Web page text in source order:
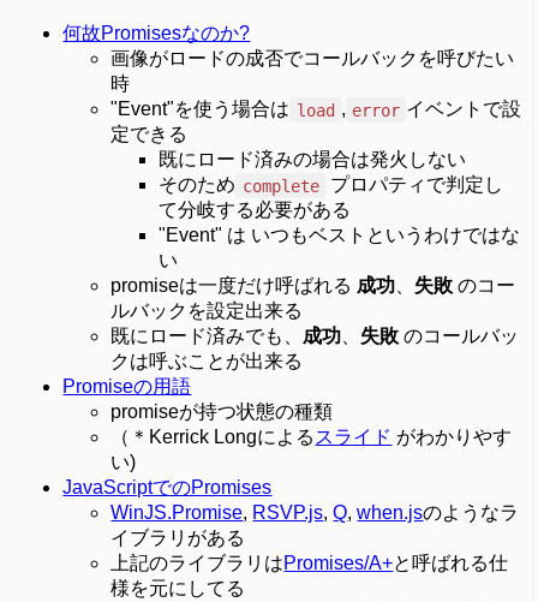
何故Promisesなのか?
画像がロードの成否でコールバックを呼びたい
時
"Event"を使う場合は load , error イベントで設
定できる
既にロード済みの場合は発火しない
そのため complete
プロパティで判定し
て分岐する必要がある
"Event" は いつもベストというわけではな
い
promiseは一度だけ呼ばれる 成功 失敗 のコー
ルバックを設定出来る
既にロード済みでも、 成功 失敗 のコールバッ
クは呼ぶことが出来る
Promiseの用語
promiseが持つ状態の種類
（＊Kerrick Longによる スライド がわかりやす
い)
JavaScriptでのPromises
WinJS.Promise, RSVP.js,Q,when.jsのようなラ
イブラリがある
上記のライブラリはPromises/A+と呼ばれる仕
様を元にしてる